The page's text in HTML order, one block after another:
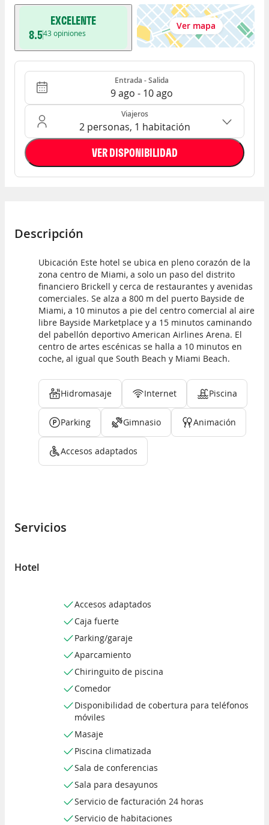
EXCELENTE
8.543 opiniones
Ver mapa
Entrada - Salida Entrada - Salida
9 ago - 10 ago
Ocupación: 2 personas, 1 habitación
Viajeros
2 personas, 1 habitación
VER DISPONIBILIDAD
Descripción
Ubicación Este hotel se ubica en pleno corazón de la
zona centro de Miami, a solo un paso del distrito
financiero Brickell y cerca de restaurantes y avenidas
comerciales. Se alza a 800 m del puerto Bayside de
Miami, a 10 minutos a pie del centro comercial al aire
libre Bayside Marketplace y a 15 minutos caminando
del pabellón deportivo American Airlines Arena. El
centro de artes escénicas se halla a 10 minutos en
coche, al igual que South Beach y Miami Beach.
Hidromasaje Internet Piscina
Parking Gimnasio Animación
Accesos adaptados
Servicios
Hotel
Accesos adaptados
Caja fuerte
Parking/garaje
Aparcamiento
Chiringuito de piscina
Comedor
Disponibilidad de cobertura para teléfonos
móviles
Masaje
Piscina climatizada
Sala de conferencias
Sala para desayunos
Servicio de facturación 24 horas
Servicio de habitaciones